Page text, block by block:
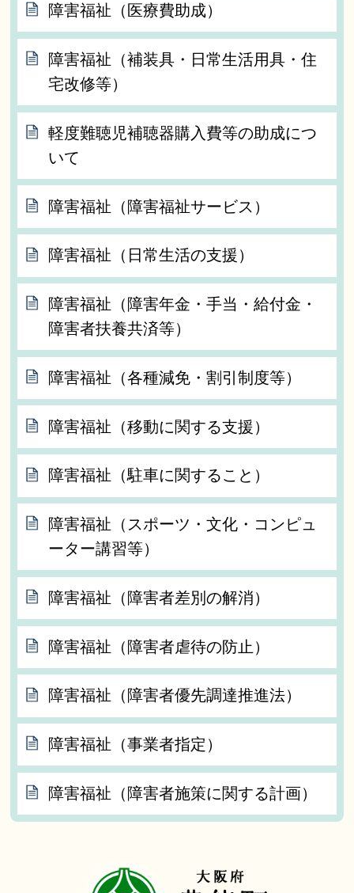
障害福祉（医療費助成）
障害福祉（補装具・日常生活用具・住
宅改修等）
軽度難聴児補聴器購入費等の助成につ
いて
障害福祉（障害福祉サービス）
障害福祉（日常生活の支援）
障害福祉（障害年金・手当・給付金・
障害者扶養共済等）
障害福祉（各種減免・割引制度等）
障害福祉（移動に関する支援）
障害福祉（駐車に関すること）
障害福祉（スポーツ・文化・コンピュ
ーター講習等）
障害福祉（障害者差別の解消）
障害福祉（障害者虐待の防止）
障害福祉（障害者優先調達推進法）
障害福祉（事業者指定）
障害福祉（障害者施策に関する計画）